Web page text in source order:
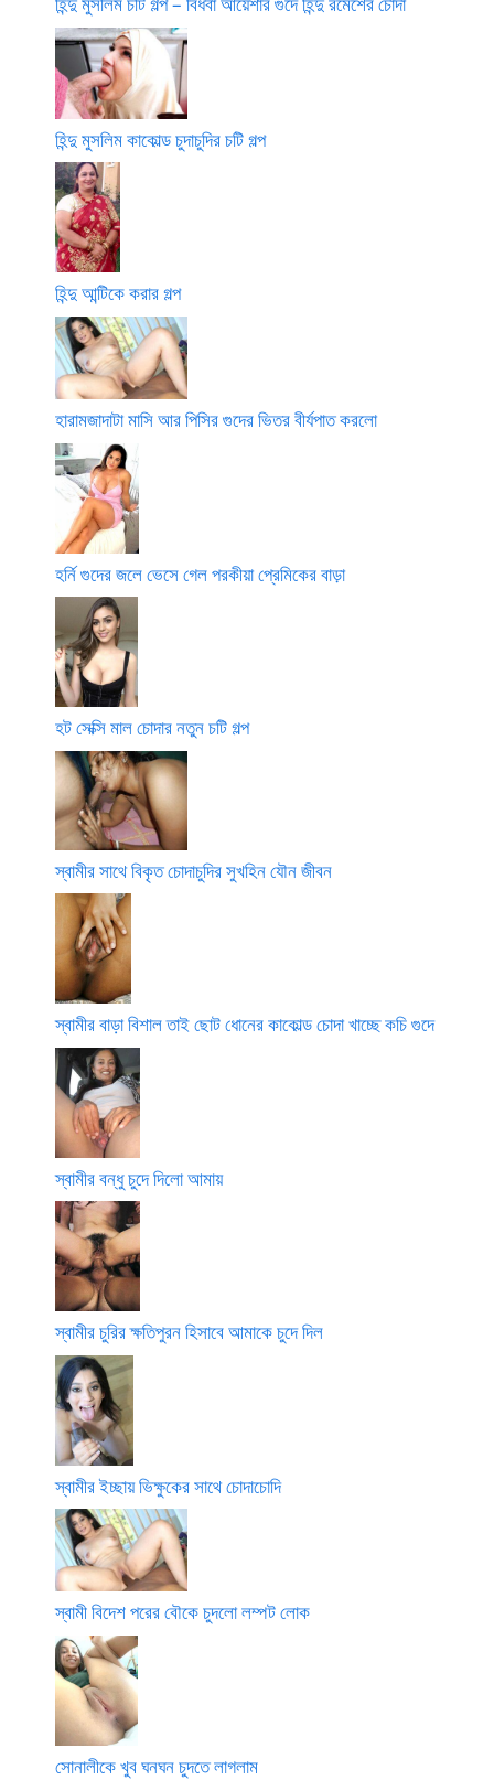
হিন্দু মুসলিম কাকোল্ড চুদাচুদির চটি গল্প
হিন্দু আন্টিকে করার গল্প
হারামজাদাটা মাসি আর পিসির গুদের ভিতর বীর্যপাত করলো
হর্নি গুদের জলে ভেসে গেল পরকীয়া প্রেমিকের বাড়া
হট সেক্সি মাল চোদার নতুন চটি গল্প
স্বামীর সাথে বিকৃত চোদাচুদির সুখহিন যৌন জীবন
স্বামীর বাড়া বিশাল তাই ছোট ধোনের কাকোল্ড চোদা খাচ্ছে কচি গুদে
স্বামীর বন্ধু চুদে দিলো আমায়
স্বামীর চুরির ক্ষতিপুরন হিসাবে আমাকে চুদে দিল
স্বামীর ইচ্ছায় ভিক্ষুকের সাথে চোদাচোদি
স্বামী বিদেশ পরের বৌকে চুদলো লম্পট লোক
সোনালীকে খুব ঘনঘন চুদতে লাগলাম